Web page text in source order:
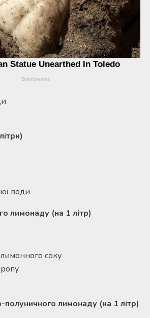
води
лимонаду (на 1 літр)
соку
лимонаду (на 1 літр)